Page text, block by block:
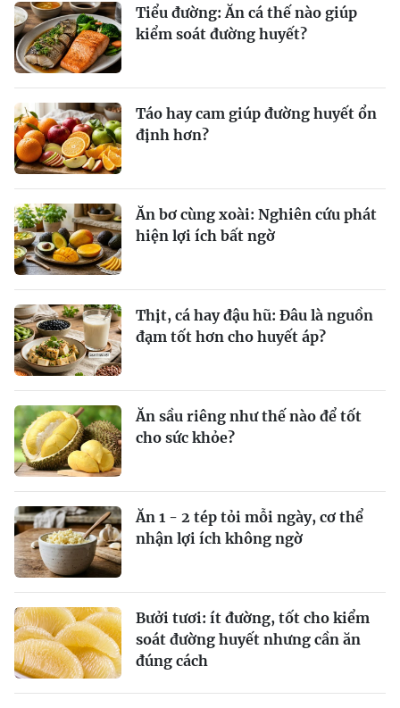
Tiểu đường: Ăn cá thế nào giúp
kiểm soát đường huyết?
Táo hay cam giúp đường huyết ổn
định hơn?
Ăn bơ cùng xoài: Nghiên cứu phát
hiện lợi ích bất ngờ
Thịt, cá hay đậu hũ: Đâu là nguồn
đạm tốt hơn cho huyết áp?
Ăn sầu riêng như thế nào để tốt
cho sức khỏe?
Ăn 1 - 2 tép tỏi mỗi ngày, cơ thể
nhận lợi ích không ngờ
Bưởi tươi: ít đường, tốt cho kiểm
soát đường huyết nhưng cần ăn
đúng cách